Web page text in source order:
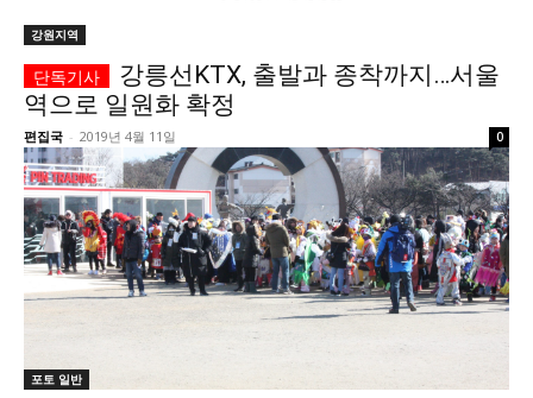
커뮤니티
자유게시판 미니게임 운세 풀이
서비스 & 앱
수완뉴스 추천 서비스
커뮤니티
자유게시판 미니게임 운세 풀이
서비스 & 앱
수완뉴스 추천 서비스
강원지역
강릉선KTX, 출발과 종착까지…서울
역으로 일원화 확정
편집국 - 2019년 4월 11일 0
포토 일반